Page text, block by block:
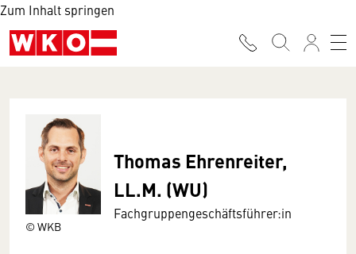
Zum Inhalt springen
© WKB
Thomas Ehrenreiter,
LL.M. (WU)
Fachgruppengeschäftsführer:in